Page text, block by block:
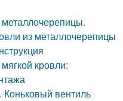
из металлочерепицы
кровли:
вентиль